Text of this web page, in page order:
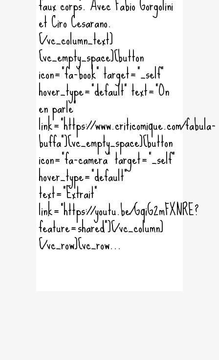
et Ciro Cesarano.
[/vc_column_text]
[vc_empty_space][button
icon="fa-book" target="_self"
hover_type="default" text="On
en parle"
link="https://www.criticomique.com/fabula-
buffa"][vc_empty_space][button
icon="fa-camera" target="_self"
hover_type="default"
text="Extrait"
link="https://youtu.be/GqiG2mFXNRE?
feature=shared"][/vc_column]
[/vc_row][vc_row...